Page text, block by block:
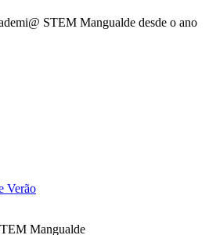
STEM Mangualde desde o ano
Verão